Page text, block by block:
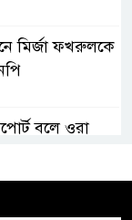
মির্জা ফখরুলকে
বলে ওরা